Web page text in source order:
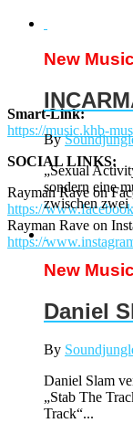
Smart-Link:
https://music.khb-
SOCIAL LINKS:
Rayman Rave on
https://
Rayman Rave on
https://
New
By
„Sexual
sondern eine
zwischen zwei
New
Daniel
By
Daniel Slam
„Stab The
Track“...